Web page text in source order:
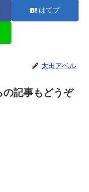
はてブ
太田アベル
の記事もどうぞ